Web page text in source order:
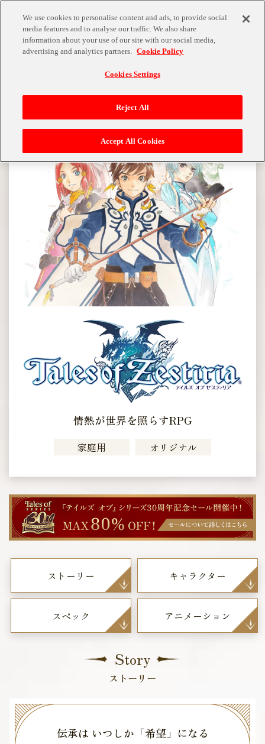
情熱が世界を照らすRPG
家庭用 オリジナル
ストーリー キャラクター
スペック アニメーション
Story
ストーリー
伝承は いつしか「希望」になる
We use cookies to personalise content and ads, to provide social
media features and to analyse our traffic. We also share
information about your use of our site with our social media,
advertising and analytics partners. Cookie Policy
Cookies Settings
Reject All
Accept All Cookies